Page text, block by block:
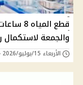
والجمعة
الأربعاء 15/يوليو/2026 - 03:30 م